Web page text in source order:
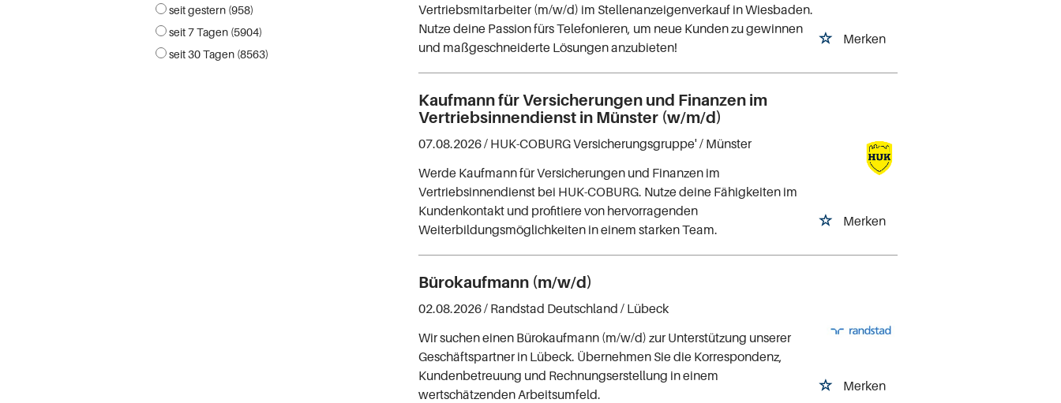
seit gestern (958)
seit 7 Tagen (5904)
seit 30 Tagen (8563)
Merken
Vertriebsmitarbeiter (m/w/d) im Stellenanzeigenverkauf in Wiesbaden.
Nutze deine Passion fürs Telefonieren, um neue Kunden zu gewinnen
und maßgeschneiderte Lösungen anzubieten!
Kaufmann für Versicherungen und Finanzen im
Vertriebsinnendienst in Münster (w/m/d)
Merken
07.08.2026 / HUK-COBURG Versicherungsgruppe' / Münster
Werde Kaufmann für Versicherungen und Finanzen im
Vertriebsinnendienst bei HUK-COBURG. Nutze deine Fähigkeiten im
Kundenkontakt und profitiere von hervorragenden
Weiterbildungsmöglichkeiten in einem starken Team.
Bürokaufmann (m/w/d)
Merken
02.08.2026 / Randstad Deutschland / Lübeck
Wir suchen einen Bürokaufmann (m/w/d) zur Unterstützung unserer
Geschäftspartner in Lübeck. Übernehmen Sie die Korrespondenz,
Kundenbetreuung und Rechnungserstellung in einem
wertschätzenden Arbeitsumfeld.